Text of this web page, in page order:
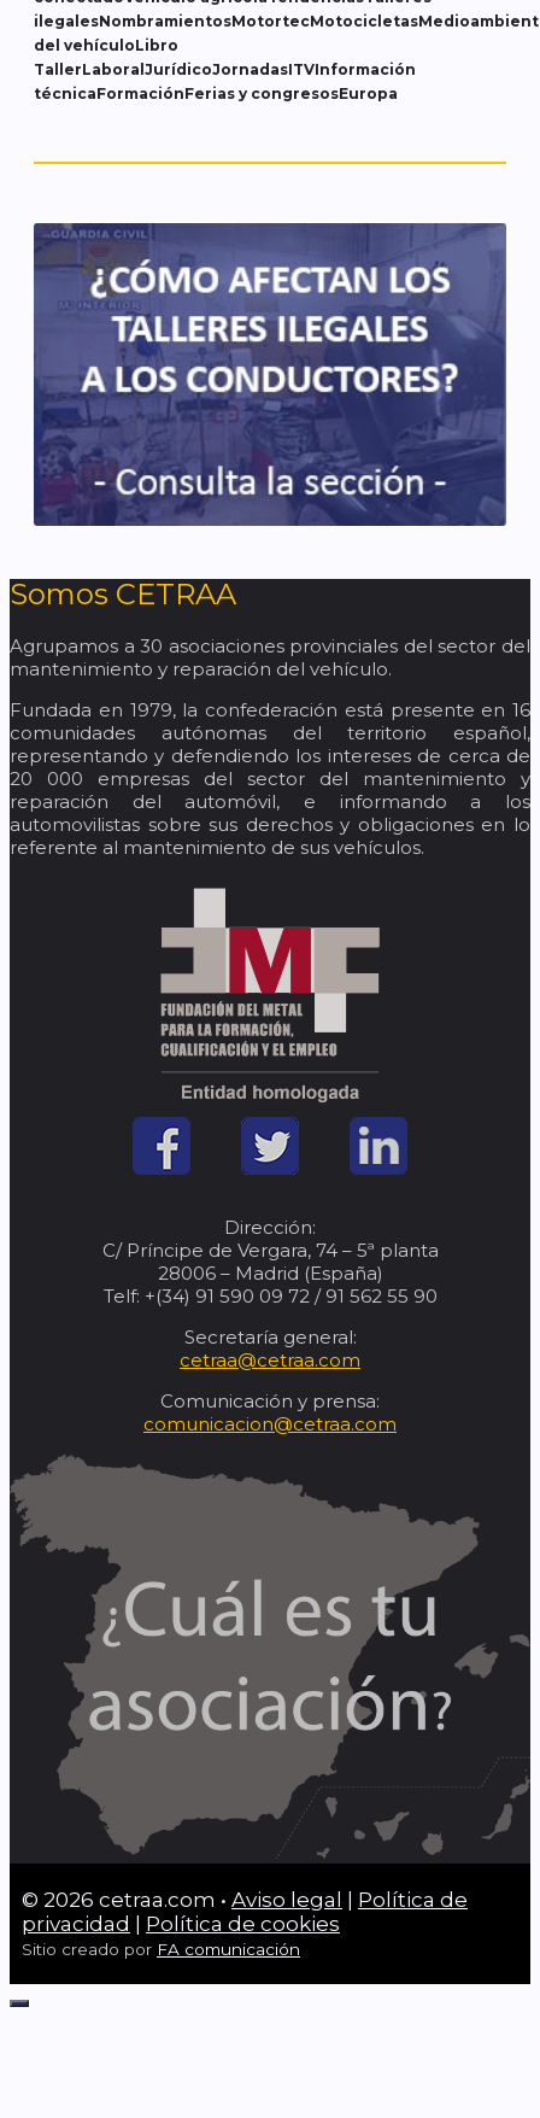
ilegalesNombramientosMotortecMotocicletas
del vehículoLibro
TallerLaboral JurídicoJornadasITVInformación
técnicaFormaciónFerias y congresosEuropa
Somos CETRAA
Agrupamos a 30 asociaciones provinciales del sector del
mantenimiento y reparación del vehículo.
Fundada en 1979, la confederación está presente en 16
comunidades autónomas del territorio español,
representando y defendiendo los intereses de cerca de
20 000 empresas del sector del mantenimiento y
reparación del automóvil, e informando a los
automovilistas sobre sus derechos y obligaciones en lo
referente al mantenimiento de sus vehículos.
Dirección:
C/ Príncipe de Vergara, 74 – 5ª planta
28006 – Madrid (España)
Telf: +(34) 91 590 09 72 / 91 562 55 90
Secretaría general:
cetraa@cetraa.com
Comunicación y prensa:
comunicacion@cetraa.com
© 2026 cetraa.com • Aviso legal
Política de
privacidad
Política de cookies
Sitio creado por FA comunicación
Cerrar